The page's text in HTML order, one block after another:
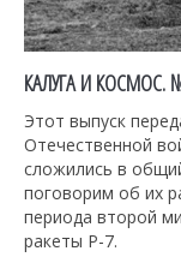
КАЛУГА И КОСМОС.
Этот выпуск
Отечественной
сложились в
поговорим об их
периода второй
ракеты Р-7.